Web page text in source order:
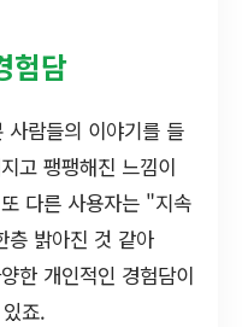
험담
사람들의 이야기를 들
고 팽팽해진 느낌이
다른 사용자는 "지속
층 밝아진 것 같아
한 개인적인 경험담이
죠.